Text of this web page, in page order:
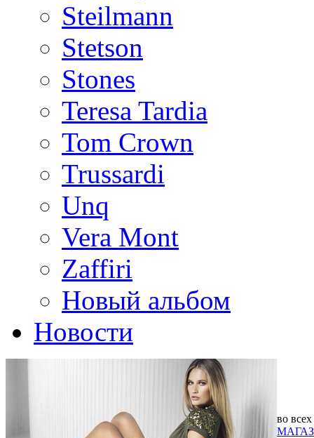
Steilmann
Stetson
Stones
Teresa Tardia
Tom Crown
Trussardi
Unq
Vera Mont
Zaffiri
Новый альбом
Новости
во всех